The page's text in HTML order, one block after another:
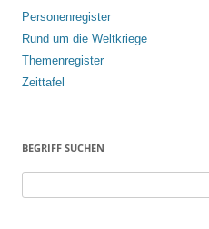
Personenregister
Rund um die Weltkriege
Themenregister
Zeittafel
BEGRIFF SUCHEN